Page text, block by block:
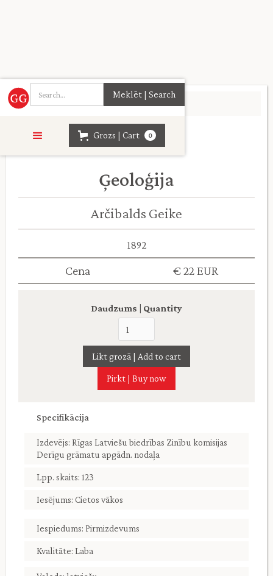
Grozs | Cart 0
Sākumlapa > Daba. Lauksaimniecība
Ģeoloģija
Arčibalds Geike
1892
Cena € 22 EUR
Daudzums | Quantity
Pirkt | Buy now
Specifikācija
Izdevējs: Rīgas Latviešu biedrības Zinību komisijas
Derīgu grāmatu apgādn. nodaļa
Lpp. skaits: 123
Iesējums: Cietos vākos
Iespiedums: Pirmizdevums
Kvalitāte: Laba